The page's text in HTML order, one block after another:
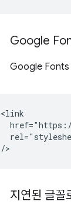
Google
Google Fonts
<link
지연된 글꼴